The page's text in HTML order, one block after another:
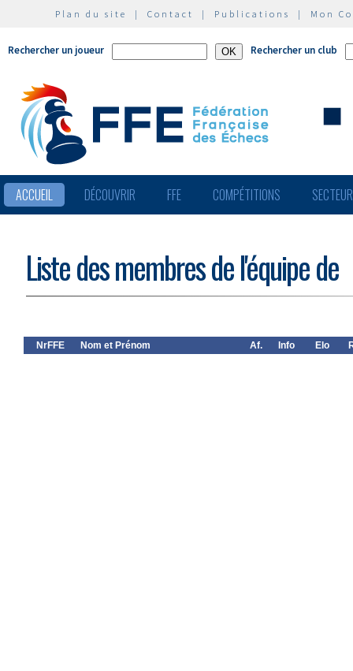
Plan du site | Contact | Publications | Mon
Rechercher un joueur Rechercher un club
ACCUEIL DÉCOUVRIR FFE COMPÉTITIONS
Liste des membres de l'équipe de
NrFFE Nom et Prénom Af. Info Elo